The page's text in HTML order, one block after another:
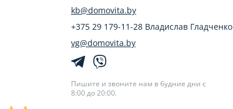
kb@domovita.by
+375 29 179-11-28 Владислав Гладченко
vg@domovita.by
Пишите и звоните нам в будние дни с
8:00 до 20:00.